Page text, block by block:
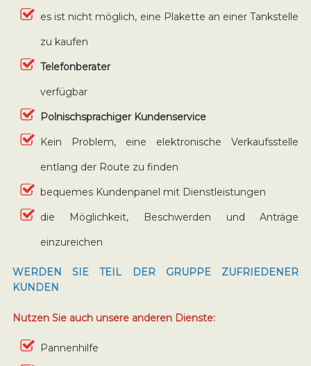
es ist nicht möglich, eine Plakette an einer Tankstelle
zu kaufen
Telefonberater
verfügbar
Polnischsprachiger Kundenservice
Kein Problem, eine elektronische Verkaufsstelle
entlang der Route zu finden
bequemes Kundenpanel mit Dienstleistungen
die Möglichkeit, Beschwerden und Anträge
einzureichen
WERDEN SIE TEIL DER GRUPPE ZUFRIEDENER
KUNDEN
Nutzen Sie auch unsere anderen Dienste:
Pannenhilfe